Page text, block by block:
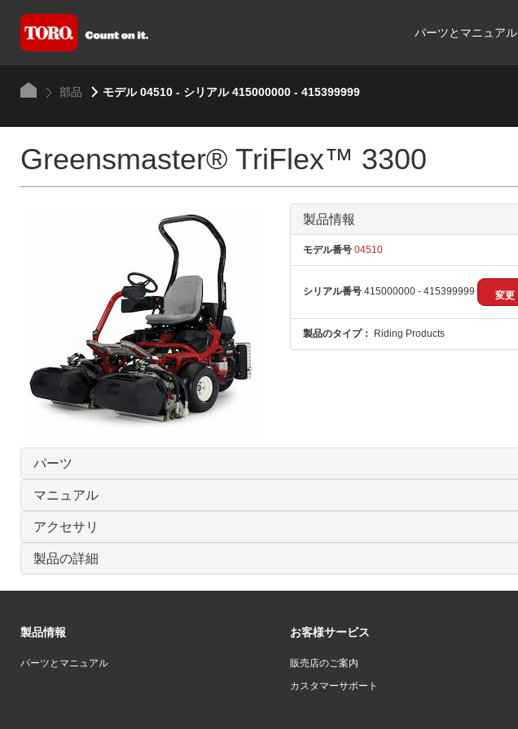
パーツとマニュアル
部品 モデル 04510 - シリアル 415000000 - 415399999
Greensmaster® TriFlex™ 3300
製品情報
モデル番号04510
シリアル番号415000000 - 415399999 変更
製品のタイプ： Riding Products
パーツ
マニュアル
アクセサリ
製品の詳細
製品情報
パーツとマニュアル
お客様サービス
販売店のご案内
カスタマーサポート